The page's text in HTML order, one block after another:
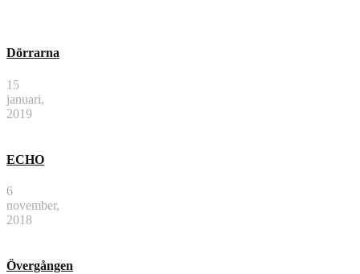
Dörrarna
15
januari,
2019
ECHO
6
november,
2018
Övergången